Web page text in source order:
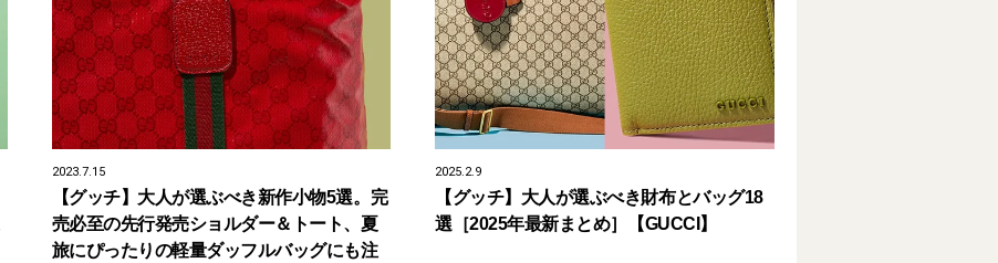
2023.7.15
【グッチ】大人が選ぶべき新作小物5選。完
売必至の先行発売ショルダー＆トート、夏
旅にぴったりの軽量ダッフルバッグにも注
2025.2.9
【グッチ】大人が選ぶべき財布とバッグ18
選［2025年最新まとめ］【GUCCI】